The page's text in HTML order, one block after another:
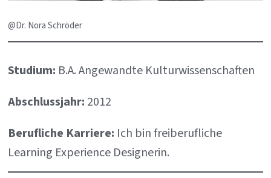
@Dr. Nora Schröder
Studium: B.A. Angewandte Kulturwissenschaften
Abschlussjahr: 2012
Berufliche Karriere: Ich bin freiberufliche
Learning Experience Designerin.